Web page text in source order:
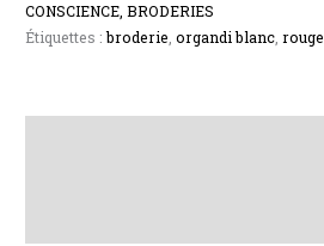
CONSCIENCE, BRODERIES
Étiquettes :broderie,organdi blanc,rouge